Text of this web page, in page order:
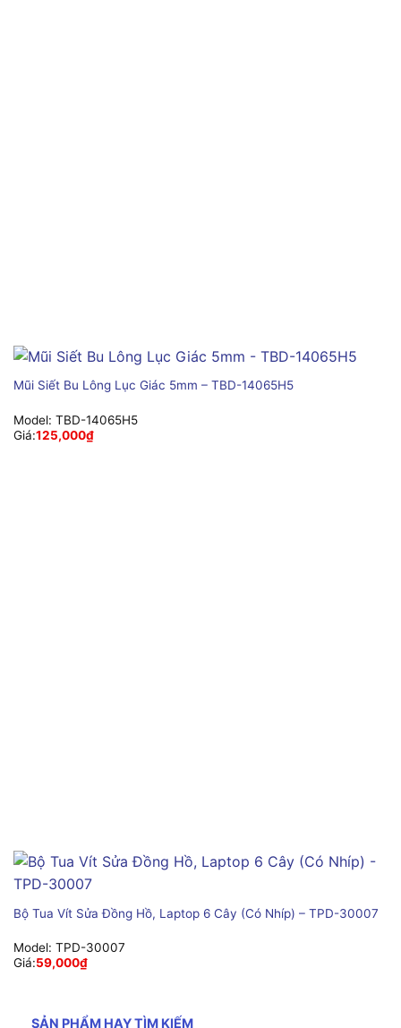
Mũi Siết Bu Lông Lục Giác 5mm – TBD-14065H5
Model: TBD-14065H5
Giá:125,000₫
Bộ Tua Vít Sửa Đồng Hồ, Laptop 6 Cây (Có Nhíp) – TPD-30007
Model: TPD-30007
Giá:59,000₫
SẢN PHẨM HAY TÌM KIẾM